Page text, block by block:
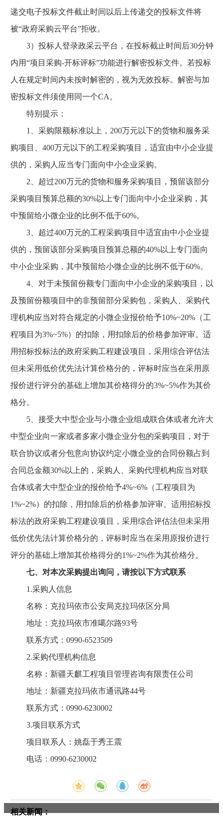
递交电子投标文件截止时间以后上传递交的投标文件将
被“政府采购云平台”拒收。
3）投标人登录政采云平台，在投标截止时间后30分钟
内用“项目采购-开标评标”功能进行解密投标文件。若投标
人在规定时间内未按时解密的，视为无效投标。解密与加
密投标文件须使用同一个CA。
特别提示：
1、采购限额标准以上，200万元以下的货物和服务采
购项目、400万元以下的工程采购项目，适宜由中小企业提
供的，采购人应当专门面向中小企业采购。
2、超过200万元的货物和服务采购项目，预留该部分
采购项目预算总额的30%以上专门面向中小企业采购，其
中预留给小微企业的比例不低于60%。
3、超过400万元的工程采购项目中适宜由中小企业提
供的，预留该部分采购项目预算总额的40%以上专门面向
中小企业采购，其中预留给小微企业的比例不低于60%。
4、对于未预留份额专门面向中小企业的采购项目，以
及预留份额项目中的非预留部分采购包，采购人、采购代
理机构应当对符合规定的小微企业报价给予10%~20%（工
程项目为3%~5%）的扣除，用扣除后的价格参加评审。适
用招标投标法的政府采购工程建设项目，采用综合评估法
但未采用低价优先法计算价格分的，评标时应当在采用原
报价进行评分的基础上增加其价格得分的3%~5%作为其价
格分。
5、接受大中型企业与小微企业组成联合体或者允许大
中型企业向一家或者多家小微企业分包的采购项目，对于
联合协议或者分包意向协议约定小微企业的合同份额占到
合同总金额30%以上的，采购人、采购代理机构应当对联
合体或者大中型企业的报价给予4%~6%（工程项目为
1%~2%）的扣除，用扣除后的价格参加评审。适用招标投
标法的政府采购工程建设项目，采用综合评估法但未采用
低价优先法计算价格分的，评标时应当在采用原报价进行
评分的基础上增加其价格得分的1%~2%作为其价格分。
七、对本次采购提出询问，请按以下方式联系
1.采购人信息
名称：克拉玛依市公安局克拉玛依区分局
地址：克拉玛依市准噶尔路93号
联系方式：0990-6523509
2.采购代理机构信息
名称：新疆天麒工程项目管理咨询有限责任公司
地址：新疆克拉玛依市通讯路44号
联系方式：0990-6230002
3.项目联系方式
项目联系人：姚磊于秀王震
电话：0990-6230002
相关新闻：